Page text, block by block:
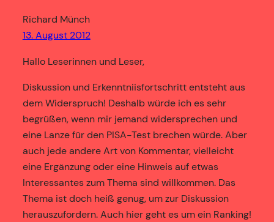
Richard Münch
13. August 2012
Hallo Leserinnen und Leser,
Diskussion und Erkenntniisfortschritt entsteht aus
dem Widerspruch! Deshalb würde ich es sehr
begrüßen, wenn mir jemand widersprechen und
eine Lanze für den PISA-Test brechen würde. Aber
auch jede andere Art von Kommentar, vielleicht
eine Ergänzung oder eine Hinweis auf etwas
Interessantes zum Thema sind willkommen. Das
Thema ist doch heiß genug, um zur Diskussion
herauszufordern. Auch hier geht es um ein Ranking!